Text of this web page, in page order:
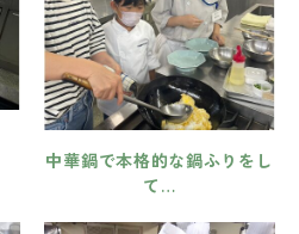
中華鍋で本格的な鍋ふりをし
て…